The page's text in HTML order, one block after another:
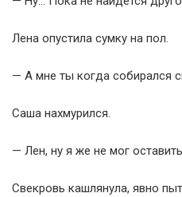
Лена опустила сумку на пол.
— А мне ты когда собирался
Саша нахмурился.
— Лен, ну я же не мог
Свекровь кашлянула, явно